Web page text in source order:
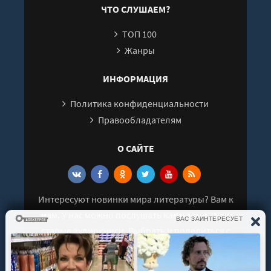
02 002
02 004
02 006
02 007
ЧТО СЛУШАЕМ?
ТОП 100
Жанры
ИНФОРМАЦИЯ
Политика конфиденциальности
Правообладателям
О САЙТЕ
Интересуют новинки мира литературы? Вам к
нам. У нас можно послушать как новые так и
старые аудиокниги. Выбрать и поделиться с
друзьями лучшими аудиокнигами!